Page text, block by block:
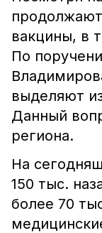
вакцины, в
По
выделяют
Данный
региона.
На
150 тыс.
более 70